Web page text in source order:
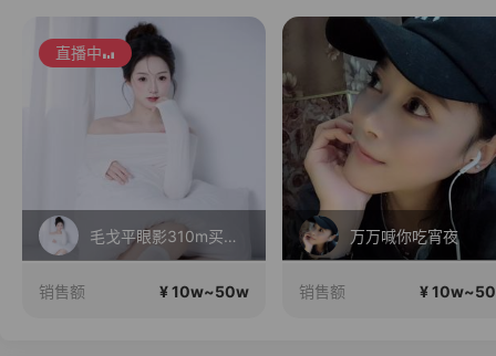
万万喊你吃宵夜
销售额 ¥ 10w~50w
直播中
成都05夜场Mc
销售额 ¥